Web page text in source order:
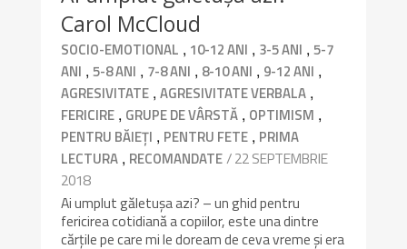
Carol McCloud
SOCIO-EMOTIONAL , 10-12 ANI , 3-5 ANI ,5-7
ANI ,5-8 ANI , 7-8 ANI , 8-10 ANI , 9-12 ANI ,
AGRESIVITATE ,AGRESIVITATE VERBALA ,
FERICIRE , GRUPE DE VÂRSTĂ , OPTIMISM ,
PENTRU BĂIEȚI , PENTRU FETE , PRIMA
LECTURA , RECOMANDATE/ 22 SEPTEMBRIE
2018
Ai umplut găletușa azi? – un ghid pentru
fericirea cotidiană a copiilor, este una dintre
cărțile pe care mi le doream de ceva vreme și era